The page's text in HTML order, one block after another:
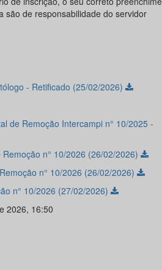
são de responsabilidade do servidor
- Retificado (25/02/2026)
de Remoção Intercampi n° 10/2025 -
n° 10/2026 (26/02/2026)
n° 10/2026 (26/02/2026)
n° 10/2026 (27/02/2026)
2026, 16:50